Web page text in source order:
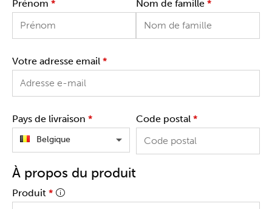
Prénom * Nom de famille *
Votre adresse email *
Pays de livraison *
Belgique
Code postal *
À propos du produit
Produit *